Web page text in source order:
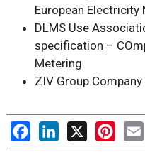
European
DLMS Use
specification –
Metering.
ZIV Group
FacebookLinkedIn
X